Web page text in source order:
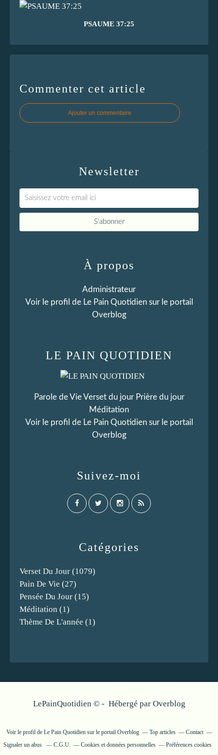
PSAUME 37:25
Commenter cet article
Ajouter un commentaire
Newsletter
Catégories
Verset Du Jour (1079)
Pain De Vie (27)
Pensée Du Jour (15)
Méditation (1)
Thème De L'année (1)
LE PAIN QUOTIDIEN
Parole de Vie Verset du jour Prière du jour
Méditation
Voir le profil de Le Pain Quotidiensur le portail
Overblog
Suivez-moi
À propos
Administrateur
Voir le profil de Le Pain Quotidiensur le portail
Overblog
LePainQuotidien © - Hébergé par Overblog
Voir le profil de Le Pain Quotidiensur le portail Overblog Top articles
Contact
Signaler un abus
C.G.U. Cookies et données personnelles Préférences cookies